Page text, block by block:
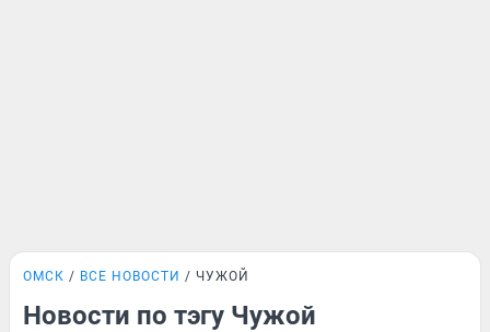
ОМСК ВСЕ НОВОСТИ ЧУЖОЙ
Новости по тэгу Чужой